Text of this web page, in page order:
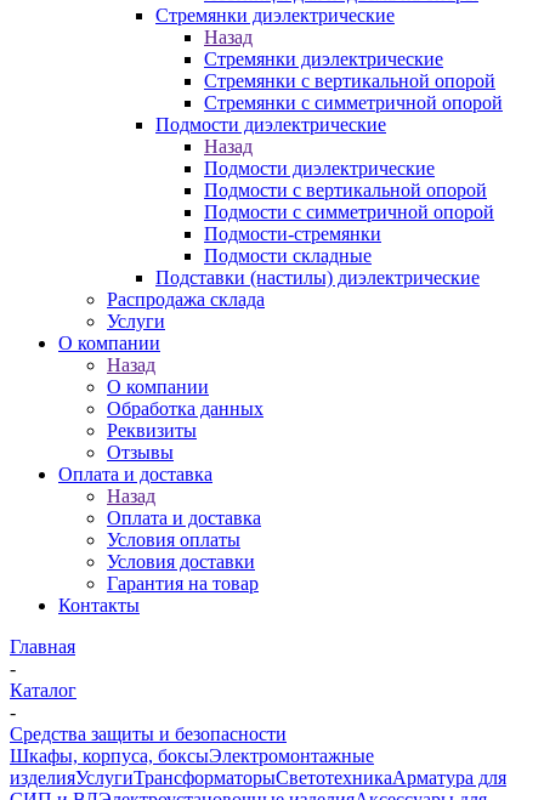
Стремянки диэлектрические
Назад
Стремянки диэлектрические
Стремянки с вертикальной опорой
Стремянки с симметричной опорой
Подмости диэлектрические
Назад
Подмости диэлектрические
Подмости с вертикальной опорой
Подмости с симметричной опорой
Подмости-стремянки
Подмости складные
Подставки (настилы) диэлектрические
Распродажа склада
Услуги
О компании
Назад
О компании
Обработка данных
Реквизиты
Отзывы
Оплата и доставка
Назад
Оплата и доставка
Условия оплаты
Условия доставки
Гарантия на товар
Контакты
Главная
-
Каталог
-
Средства защиты и безопасности
Шкафы, корпуса, боксыЭлектромонтажные
изделияУслугиТрансформаторыСветотехникаАрматура для